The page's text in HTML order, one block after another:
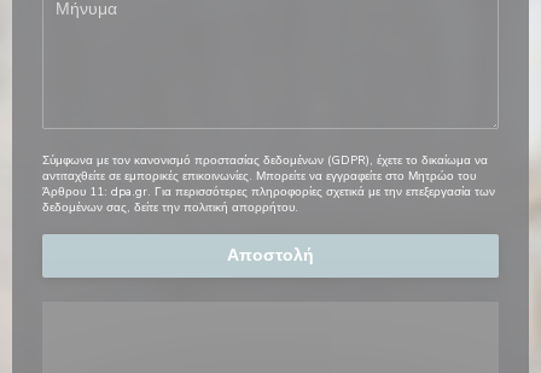
Σύμφωνα με τον κανονισμό προστασίας δεδομένων (GDPR), έχετε το δικαίωμα να
αντιταχθείτε σε εμπορικές επικοινωνίες. Μπορείτε να εγγραφείτε στο Μητρώο του
Άρθρου 11: dpa.gr. Για περισσότερες πληροφορίες σχετικά με την επεξεργασία των
δεδομένων σας, δείτε την πολιτική απορρήτου.